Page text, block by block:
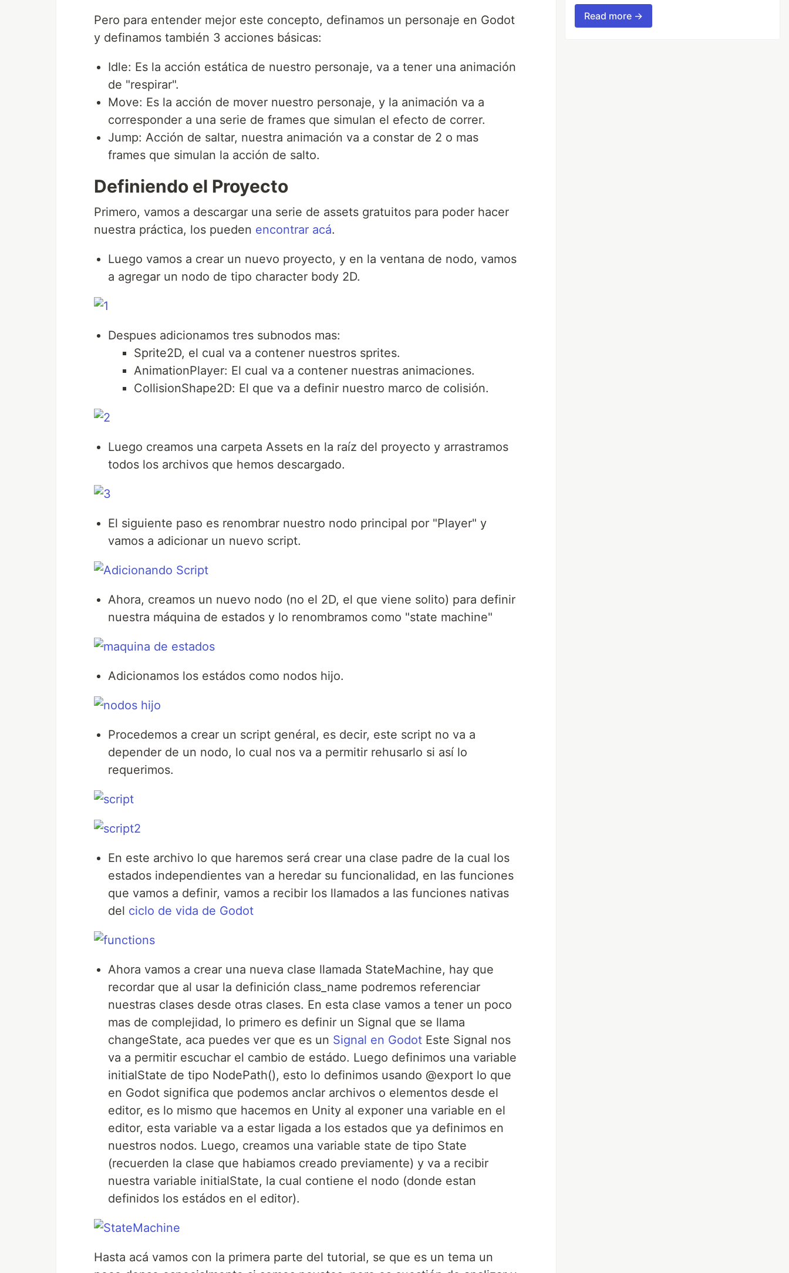
Pero para entender mejor este concepto, definamos un personaje en Godot
y definamos también 3 acciones básicas:
Idle: Es la acción estática de nuestro personaje, va a tener una animación
de "respirar".
Move: Es la acción de mover nuestro personaje, y la animación va a
corresponder a una serie de frames que simulan el efecto de correr.
Jump: Acción de saltar, nuestra animación va a constar de 2 o mas
frames que simulan la acción de salto.
Definiendo el Proyecto
Primero, vamos a descargar una serie de assets gratuitos para poder hacer
nuestra práctica, los pueden encontrar acá.
Luego vamos a crear un nuevo proyecto, y en la ventana de nodo, vamos
a agregar un nodo de tipo character body 2D.
Despues adicionamos tres subnodos mas:
Sprite2D, el cual va a contener nuestros sprites.
AnimationPlayer: El cual va a contener nuestras animaciones.
CollisionShape2D: El que va a definir nuestro marco de colisión.
Luego creamos una carpeta Assets en la raíz del proyecto y arrastramos
todos los archivos que hemos descargado.
El siguiente paso es renombrar nuestro nodo principal por "Player" y
vamos a adicionar un nuevo script.
Ahora, creamos un nuevo nodo (no el 2D, el que viene solito) para definir
nuestra máquina de estados y lo renombramos como "state machine"
Adicionamos los estádos como nodos hijo.
Procedemos a crear un script genéral, es decir, este script no va a
depender de un nodo, lo cual nos va a permitir rehusarlo si así lo
requerimos.
En este archivo lo que haremos será crear una clase padre de la cual los
estados independientes van a heredar su funcionalidad, en las funciones
que vamos a definir, vamos a recibir los llamados a las funciones nativas
del ciclo de vida de Godot
Ahora vamos a crear una nueva clase llamada StateMachine, hay que
recordar que al usar la definición class_name podremos referenciar
nuestras clases desde otras clases. En esta clase vamos a tener un poco
mas de complejidad, lo primero es definir un Signal que se llama
changeState, aca puedes ver que es un Signal en Godot Este Signal nos
va a permitir escuchar el cambio de estádo. Luego definimos una variable
initialState de tipo NodePath(), esto lo definimos usando @export lo que
en Godot significa que podemos anclar archivos o elementos desde el
editor, es lo mismo que hacemos en Unity al exponer una variable en el
editor, esta variable va a estar ligada a los estados que ya definimos en
nuestros nodos. Luego, creamos una variable state de tipo State
(recuerden la clase que habiamos creado previamente) y va a recibir
nuestra variable initialState, la cual contiene el nodo (donde estan
definidos los estádos en el editor).
Hasta acá vamos con la primera parte del tutorial, se que es un tema un
Read more →